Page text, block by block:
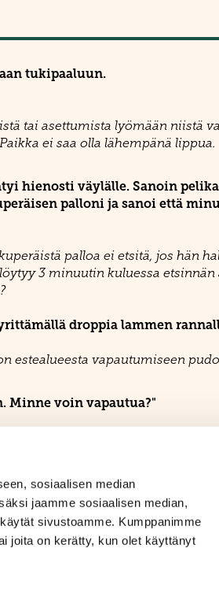
sosiaalisen median
jaamme sosiaalisen median,
sivustoamme. Kumppanimme
joita on kerätty, kun olet käyttänyt
tukipaaluun.
tai asettumista lyömään niistä
ei saa olla lähempänä lippua.
hienosti väylälle. Sanoin
palloni ja sanoi että
palloa ei etsitä, jos hän
3 minuutin kuluessa
droppia lammen
vapautumiseen
Minne voin vapautua?"